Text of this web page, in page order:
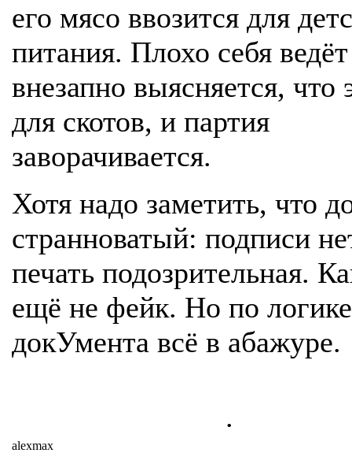
его мясо ввозится для
питания. Плохо себя
внезапно выясняется, что
для скотов, и партия
заворачивается.
Хотя надо заметить, что
странноватый: подписи
печать подозрительная.
ещё не фейк. Но по логике
докУмента всё в абажуре.
.
alexmax